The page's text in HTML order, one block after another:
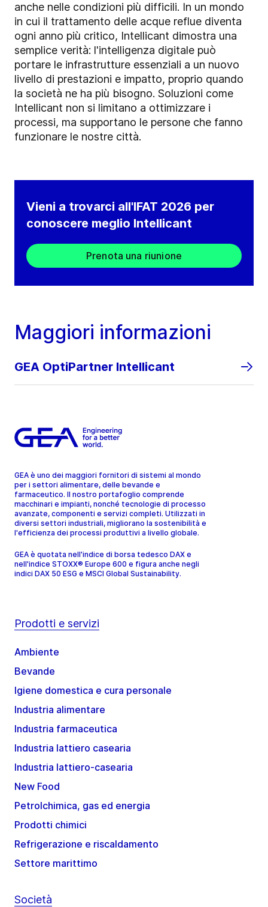
anche nelle condizioni più difficili. In un mondo
in cui il trattamento delle acque reflue diventa
ogni anno più critico, Intellicant dimostra una
semplice verità: l'intelligenza digitale può
portare le infrastrutture essenziali a un nuovo
livello di prestazioni e impatto, proprio quando
la società ne ha più bisogno. Soluzioni come
Intellicant non si limitano a ottimizzare i
processi, ma supportano le persone che fanno
funzionare le nostre città.
Vieni a trovarci all'IFAT 2026 per
conoscere meglio Intellicant
Prenota una riunione
Maggiori informazioni
GEA OptiPartner Intellicant
GEA è uno dei maggiori fornitori di sistemi al mondo
per i settori alimentare, delle bevande e
farmaceutico. Il nostro portafoglio comprende
macchinari e impianti, nonché tecnologie di processo
avanzate, componenti e servizi completi. Utilizzati in
diversi settori industriali, migliorano la sostenibilità e
l'efficienza dei processi produttivi a livello globale.
GEA è quotata nell'indice di borsa tedesco DAX e
nell'indice STOXX® Europe 600 e figura anche negli
indici DAX 50 ESG e MSCI Global Sustainability.
Prodotti e servizi
Ambiente
Bevande
Igiene domestica e cura personale
Industria alimentare
Industria farmaceutica
Industria lattiero casearia
Industria lattiero-casearia
New Food
Petrolchimica, gas ed energia
Prodotti chimici
Refrigerazione e riscaldamento
Settore marittimo
Società